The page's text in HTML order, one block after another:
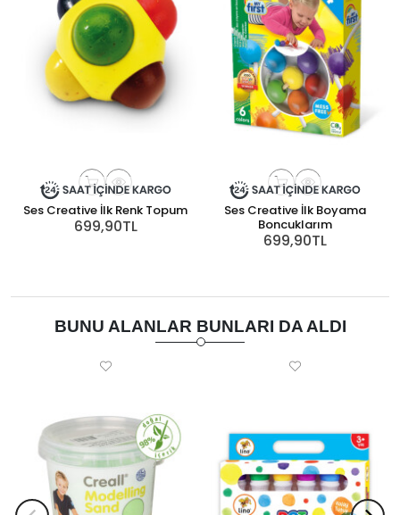
Ses Creative İlk Renk Topum
699,90TL
Ses Creative İlk Boyama
Boncuklarım
699,90TL
BUNU ALANLAR BUNLARI DA ALDI